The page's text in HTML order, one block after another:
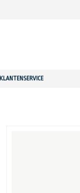
KLANTENSERVICE